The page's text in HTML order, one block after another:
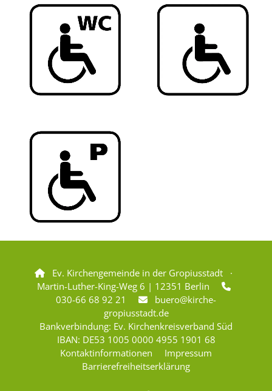

Ev. Kirchengemeinde in der Gropiusstadt ·
Martin-Luther-King-Weg 6 | 12351 Berlin

030-66 68 92 21 
buero@kirche-
gropiusstadt.de
Bankverbindung: Ev. Kirchenkreisverband Süd
IBAN: DE53 1005 0000 4955 1901 68
Kontaktinformationen
Impressum
Barrierefreiheitserklärung